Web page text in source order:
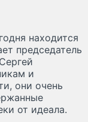
находится
председатель
и
они очень
от идеала.